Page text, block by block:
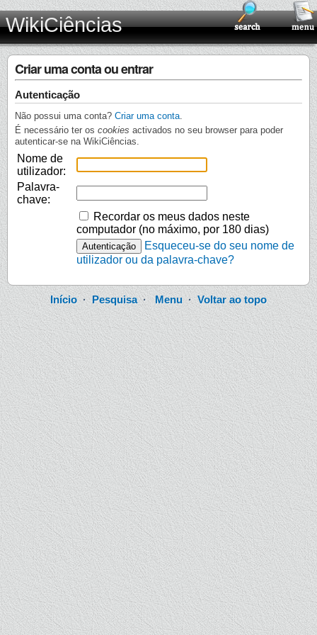
WikiCiências
Criar uma conta ou entrar
Autenticação
Não possui uma conta? Criar uma conta
É necessário ter os cookies activados no seu browser para poder
autenticar-se na WikiCiências.
Nome de
utilizador:
Palavra-
chave:
Recordar os meus dados neste
computador (no máximo, por 180 dias)
Esqueceu-se do seu nome de
utilizador ou da palavra-chave?
Início· Pesquisa·Menu ·Voltar ao topo